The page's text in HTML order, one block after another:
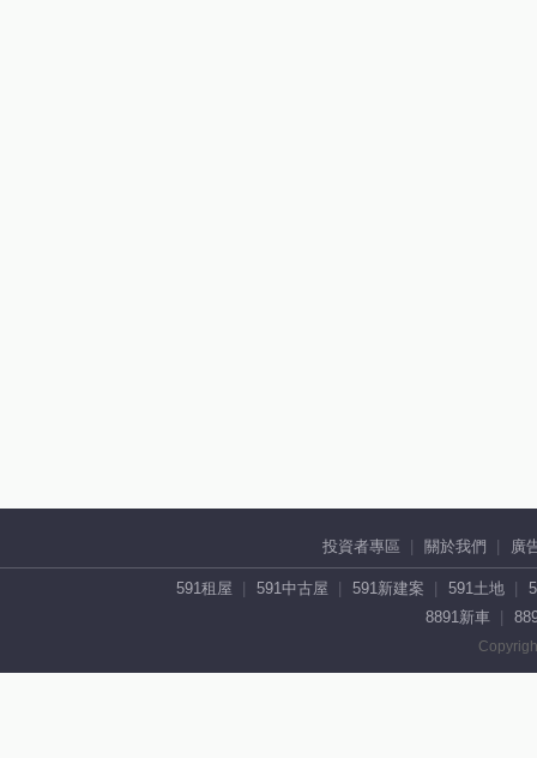
投資者專區 關於我們 廣
591租屋 591中古屋 591新建案 591土地
8891新車